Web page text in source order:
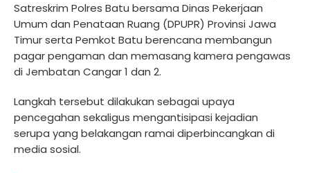
Satreskrim Polres Batu bersama Dinas Pekerjaan
Umum dan Penataan Ruang (DPUPR) Provinsi Jawa
Timur serta Pemkot Batu berencana membangun
pagar pengaman dan memasang kamera pengawas
di Jembatan Cangar 1 dan 2.
Langkah tersebut dilakukan sebagai upaya
pencegahan sekaligus mengantisipasi kejadian
serupa yang belakangan ramai diperbincangkan di
media sosial.